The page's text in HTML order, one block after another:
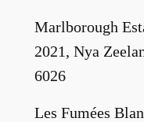
Marlborough
2021, Nya
6026
Les Fumées